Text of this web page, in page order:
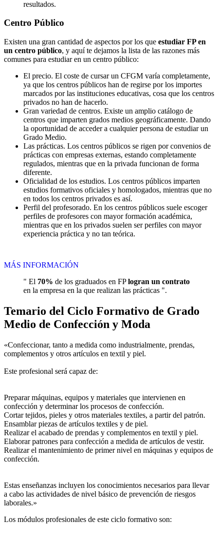
resultados.
Centro Público
Existen una gran cantidad de aspectos por los que estudiar FP en
un centro público, y aquí te dejamos la lista de las razones más
comunes para estudiar en un centro público:
El precio. El coste de cursar un CFGM varía completamente,
ya que los centros públicos han de regirse por los importes
marcados por las instituciones educativas, cosa que los centros
privados no han de hacerlo.
Gran variedad de centros. Existe un amplio catálogo de
centros que imparten grados medios geográficamente. Dando
la oportunidad de acceder a cualquier persona de estudiar un
Grado Medio.
Las prácticas. Los centros públicos se rigen por convenios de
prácticas con empresas externas, estando completamente
regulados, mientras que en la privada funcionan de forma
diferente.
Oficialidad de los estudios. Los centros públicos imparten
estudios formativos oficiales y homologados, mientras que no
en todos los centros privados es así.
Perfil del profesorado. En los centros públicos suele escoger
perfiles de profesores con mayor formación académica,
mientras que en los privados suelen ser perfiles con mayor
experiencia práctica y no tan teórica.
MÁS INFORMACIÓN
" El 70% de los graduados en FPlogran un contrato
en la empresa en la que realizan las prácticas ".
Temario del Ciclo Formativo de Grado
Medio de Confección y Moda
«Confeccionar, tanto a medida como industrialmente, prendas,
complementos y otros artículos en textil y piel.
Este profesional será capaz de:
Preparar máquinas, equipos y materiales que intervienen en
confección y determinar los procesos de confección.
Cortar tejidos, pieles y otros materiales textiles, a partir del patrón.
Ensamblar piezas de artículos textiles y de piel.
Realizar el acabado de prendas y complementos en textil y piel.
Elaborar patrones para confección a medida de artículos de vestir.
Realizar el mantenimiento de primer nivel en máquinas y equipos de
confección.
Estas enseñanzas incluyen los conocimientos necesarios para llevar
a cabo las actividades de nivel básico de prevención de riesgos
laborales.»
Los módulos profesionales de este ciclo formativo son: